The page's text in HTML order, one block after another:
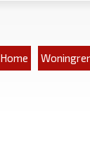
Home